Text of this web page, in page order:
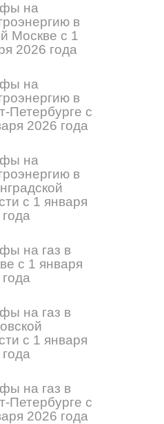
на
в
Москве с 1
2026 года
на
в
Петербурге с
2026 года
на
в
с 1 января
на газ в
с 1 января
на газ в
с 1 января
на газ в
Петербурге с
2026 года